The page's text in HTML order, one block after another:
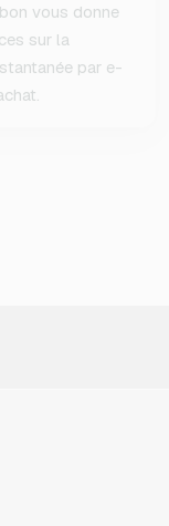
vous donne
sur la
par e-